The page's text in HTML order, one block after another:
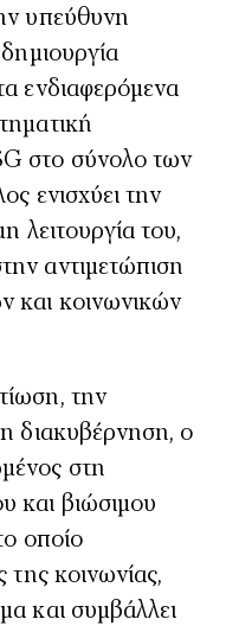
υπεύθυνη
ενδιαφερόμενα
στο σύνολο των
ενισχύει την
λειτουργία του,
αντιμετώπιση
και κοινωνικών
την
διακυβέρνηση, ο
στη
και βιώσιμου
οποίο
της κοινωνίας,
και συμβάλλει